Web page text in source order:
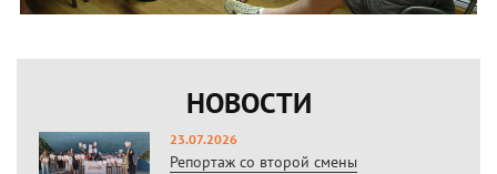
НОВОСТИ
23.07.2026
Репортаж со второй смены